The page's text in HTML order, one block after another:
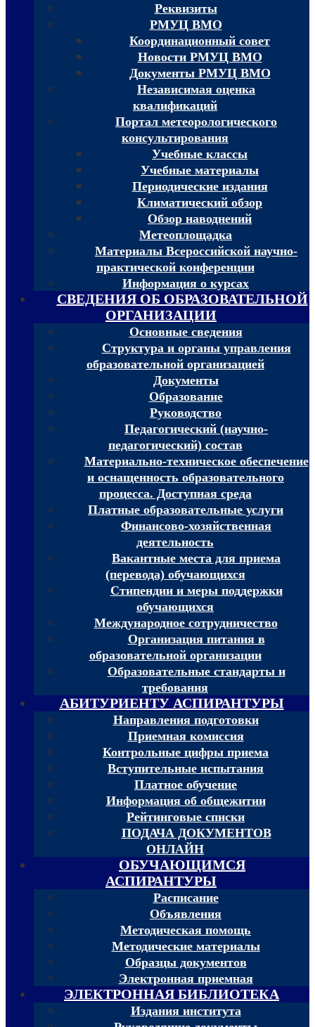
Реквизиты
РМУЦ ВМО
Координационный совет
Новости РМУЦ ВМО
Документы РМУЦ ВМО
Независимая оценка
квалификаций
Портал метеорологического
консультирования
Учебные классы
Учебные материалы
Периодические издания
Климатический обзор
Обзор наводнений
Метеоплощадка
Материалы Всероссийской научно-
практической конференции
Информация о курсах
СВЕДЕНИЯ ОБ ОБРАЗОВАТЕЛЬНОЙ
ОРГАНИЗАЦИИ
Основные сведения
Структура и органы управления
образовательной организацией
Документы
Образование
Руководство
Педагогический (научно-
педагогический) состав
Материально-техническое обеспечение
и оснащенность образовательного
процесса. Доступная среда
Платные образовательные услуги
Финансово-хозяйственная
деятельность
Вакантные места для приема
(перевода) обучающихся
Стипендии и меры поддержки
обучающихся
Международное сотрудничество
Организация питания в
образовательной организации
Образовательные стандарты и
требования
АБИТУРИЕНТУ АСПИРАНТУРЫ
Направления подготовки
Приемная комиссия
Контрольные цифры приема
Вступительные испытания
Платное обучение
Информация об общежитии
Рейтинговые списки
ПОДАЧА ДОКУМЕНТОВ
ОНЛАЙН
ОБУЧАЮЩИМСЯ
АСПИРАНТУРЫ
Расписание
Объявления
Методическая помощь
Методические материалы
Образцы документов
Электронная приемная
ЭЛЕКТРОННАЯ БИБЛИОТЕКА
Издания института